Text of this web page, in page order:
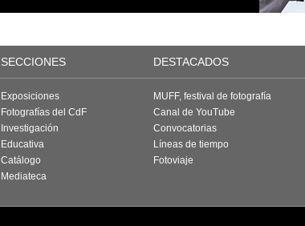
SECCIONES DESTACADOS
Exposiciones
Fotografías del CdF
Investigación
Educativa
Catálogo
Mediateca
MUFF, festival de fotografía
Canal de YouTube
Convocatorias
Líneas de tiempo
Fotoviaje